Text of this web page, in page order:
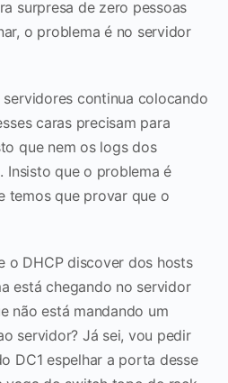
surpresa de zero pessoas
o problema é no servidor
continua colocando
caras precisam para
que nem os logs dos
Insisto que o problema é
temos que provar que o
o DHCP discover dos hosts
está chegando no servidor
não está mandando um
servidor? Já sei, vou pedir
DC1 espelhar a porta desse